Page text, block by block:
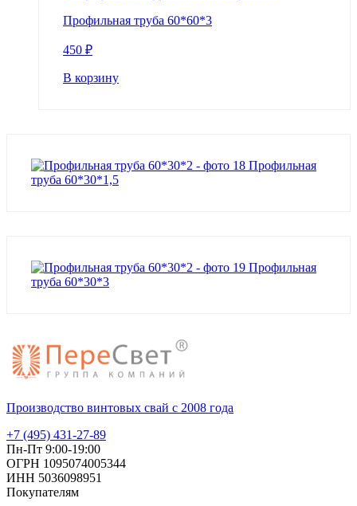
Профильная труба 60*60*3
450 ₽
В корзину
Профильная
труба 60*30*1,5
Профильная
труба 60*30*3
Производство винтовых свай с 2008 года
+7 (495) 431-27-89
Пн-Пт 9:00-19:00
ОГРН 1095074005344
ИНН 5036098951
Покупателям